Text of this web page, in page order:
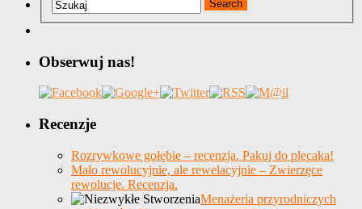
Obserwuj nas!
Recenzje
Rozrywkowe gołębie – recenzja. Pakuj do plecaka!
Mało rewolucyjnie, ale rewelacyjnie – Zwierzęce
rewolucje. Recenzja.
Menażeria przyrodniczych